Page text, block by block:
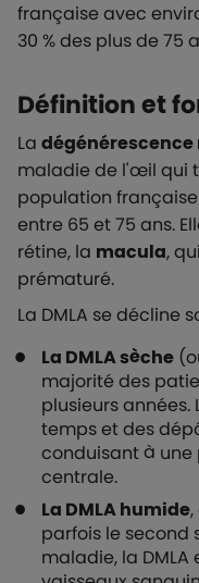
française avec
30 % des plus de 75
Définition et
La
maladie de l'œil qui
population française
entre 65 et 75 ans.
rétine, la macula,
prématuré.
La DMLA se décline
La DMLA sèche
majorité des
plusieurs
temps et des
conduisant à une
centrale.
La DMLA humide
parfois le second
maladie, la